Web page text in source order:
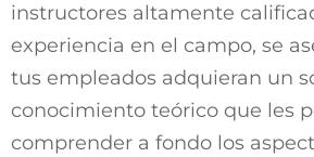
instructores altamente
experiencia en el campo, se
tus empleados adquieran un
conocimiento teórico que les
comprender a fondo los